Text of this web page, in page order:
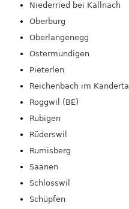
Niederried bei Kallnach
Oberburg
Oberlangenegg
Ostermundigen
Pieterlen
Reichenbach im Kandertal
Roggwil (BE)
Rubigen
Rüderswil
Rumisberg
Saanen
Schlosswil
Schüpfen